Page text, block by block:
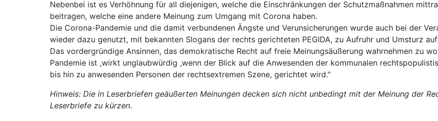
Nebenbei ist es Verhöhnung für all diejenigen, welche die Einschränkungen der Schutzmaßnahmen
beitragen, welche eine andere Meinung zum Umgang mit Corona haben.
Die Corona-Pandemie und die damit verbundenen Ängste und Verunsicherungen wurde auch bei der
wieder dazu genutzt, mit bekannten Slogans der rechts gerichteten PEGIDA, zu Aufruhr und Umsturz
Das vordergründige Ansinnen, das demokratische Recht auf freie Meinungsäußerung wahrnehmen zu
Pandemie ist ,wirkt unglaubwürdig ,wenn der Blick auf die Anwesenden der kommunalen
bis hin zu anwesenden Personen der rechtsextremen Szene, gerichtet wird."
Hinweis: Die in Leserbriefen geäußerten Meinungen decken sich nicht unbedingt mit der Meinung der
Leserbriefe zu kürzen.